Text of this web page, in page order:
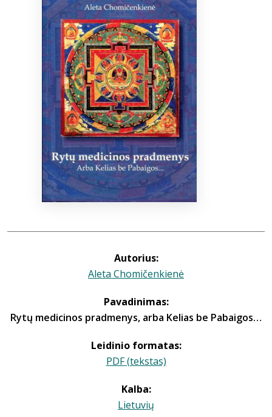
+370 667 80 541
info@elvislab.lt
Autorius:
Aleta Chomičenkienė
Pavadinimas:
Rytų medicinos pradmenys, arba Kelias be Pabaigos…
Leidinio formatas:
PDF (tekstas)
Kalba:
Lietuvių